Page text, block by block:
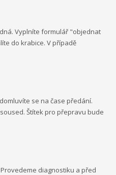
Vyplníte formulář "objednat
do krabice. V případě
se na čase předání.
Štítek pro přepravu bude
diagnostiku a před